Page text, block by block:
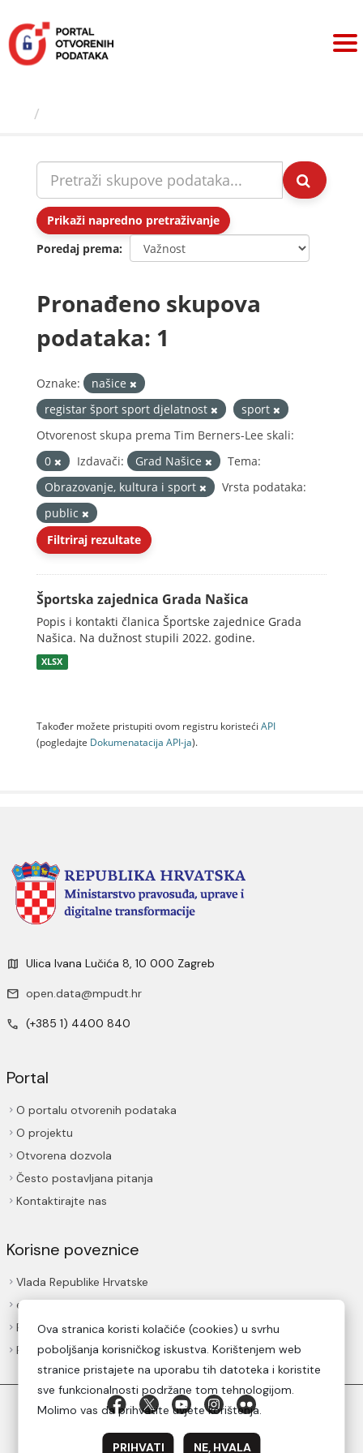
sadržaj
Prikaži napredno pretraživanje
Poredaj prema
Pronađeno skupova
podataka: 1
Oznake:
našice
registar šport sport djelatnost
sport
Otvorenost skupa prema Tim Berners-Lee skali:
0
Izdavači: Grad Našice
Tema:
Obrazovanje, kultura i sport
Vrsta podataka:
public
Filtriraj rezultate
Športska zajednica Grada Našica
Popis i kontakti članica Športske zajednice Grada
Našica. Na dužnost stupili 2022. godine.
XLSX
Također možete pristupiti ovom registru koristeći API
(pogledajte Dokumenаtаcijа API-jа).